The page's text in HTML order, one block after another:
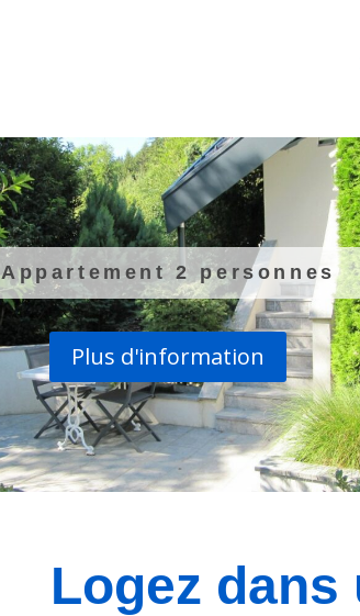
Appartement 2 personnes
Plus d'information
Logez